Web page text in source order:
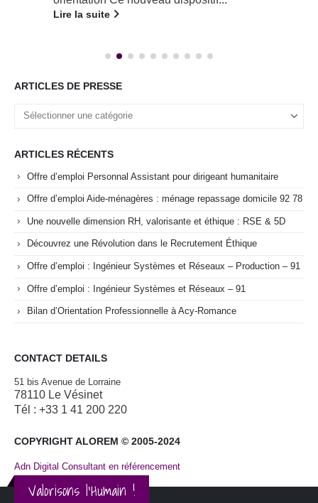
Lire la suite
ARTICLES DE PRESSE
ARTICLES RÉCENTS
Offre d’emploi Personnal Assistant pour dirigeant humanitaire
Offre d’emploi Aide-ménagères : ménage repassage domicile 92 78
Une nouvelle dimension RH, valorisante et éthique : RSE & 5D
Découvrez une Révolution dans le Recrutement Éthique
Offre d’emploi : Ingénieur Systèmes et Réseaux – Production – 91
Offre d’emploi : Ingénieur Systèmes et Réseaux – 91
Bilan d’Orientation Professionnelle à Acy-Romance
CONTACT DETAILS
51 bis Avenue de Lorraine
78110 Le Vésinet
Tél : +33 1 41 200 220
COPYRIGHT ALOREM © 2005-2024
Adn Digital Consultant en référencement
Valorisons l'Humain !